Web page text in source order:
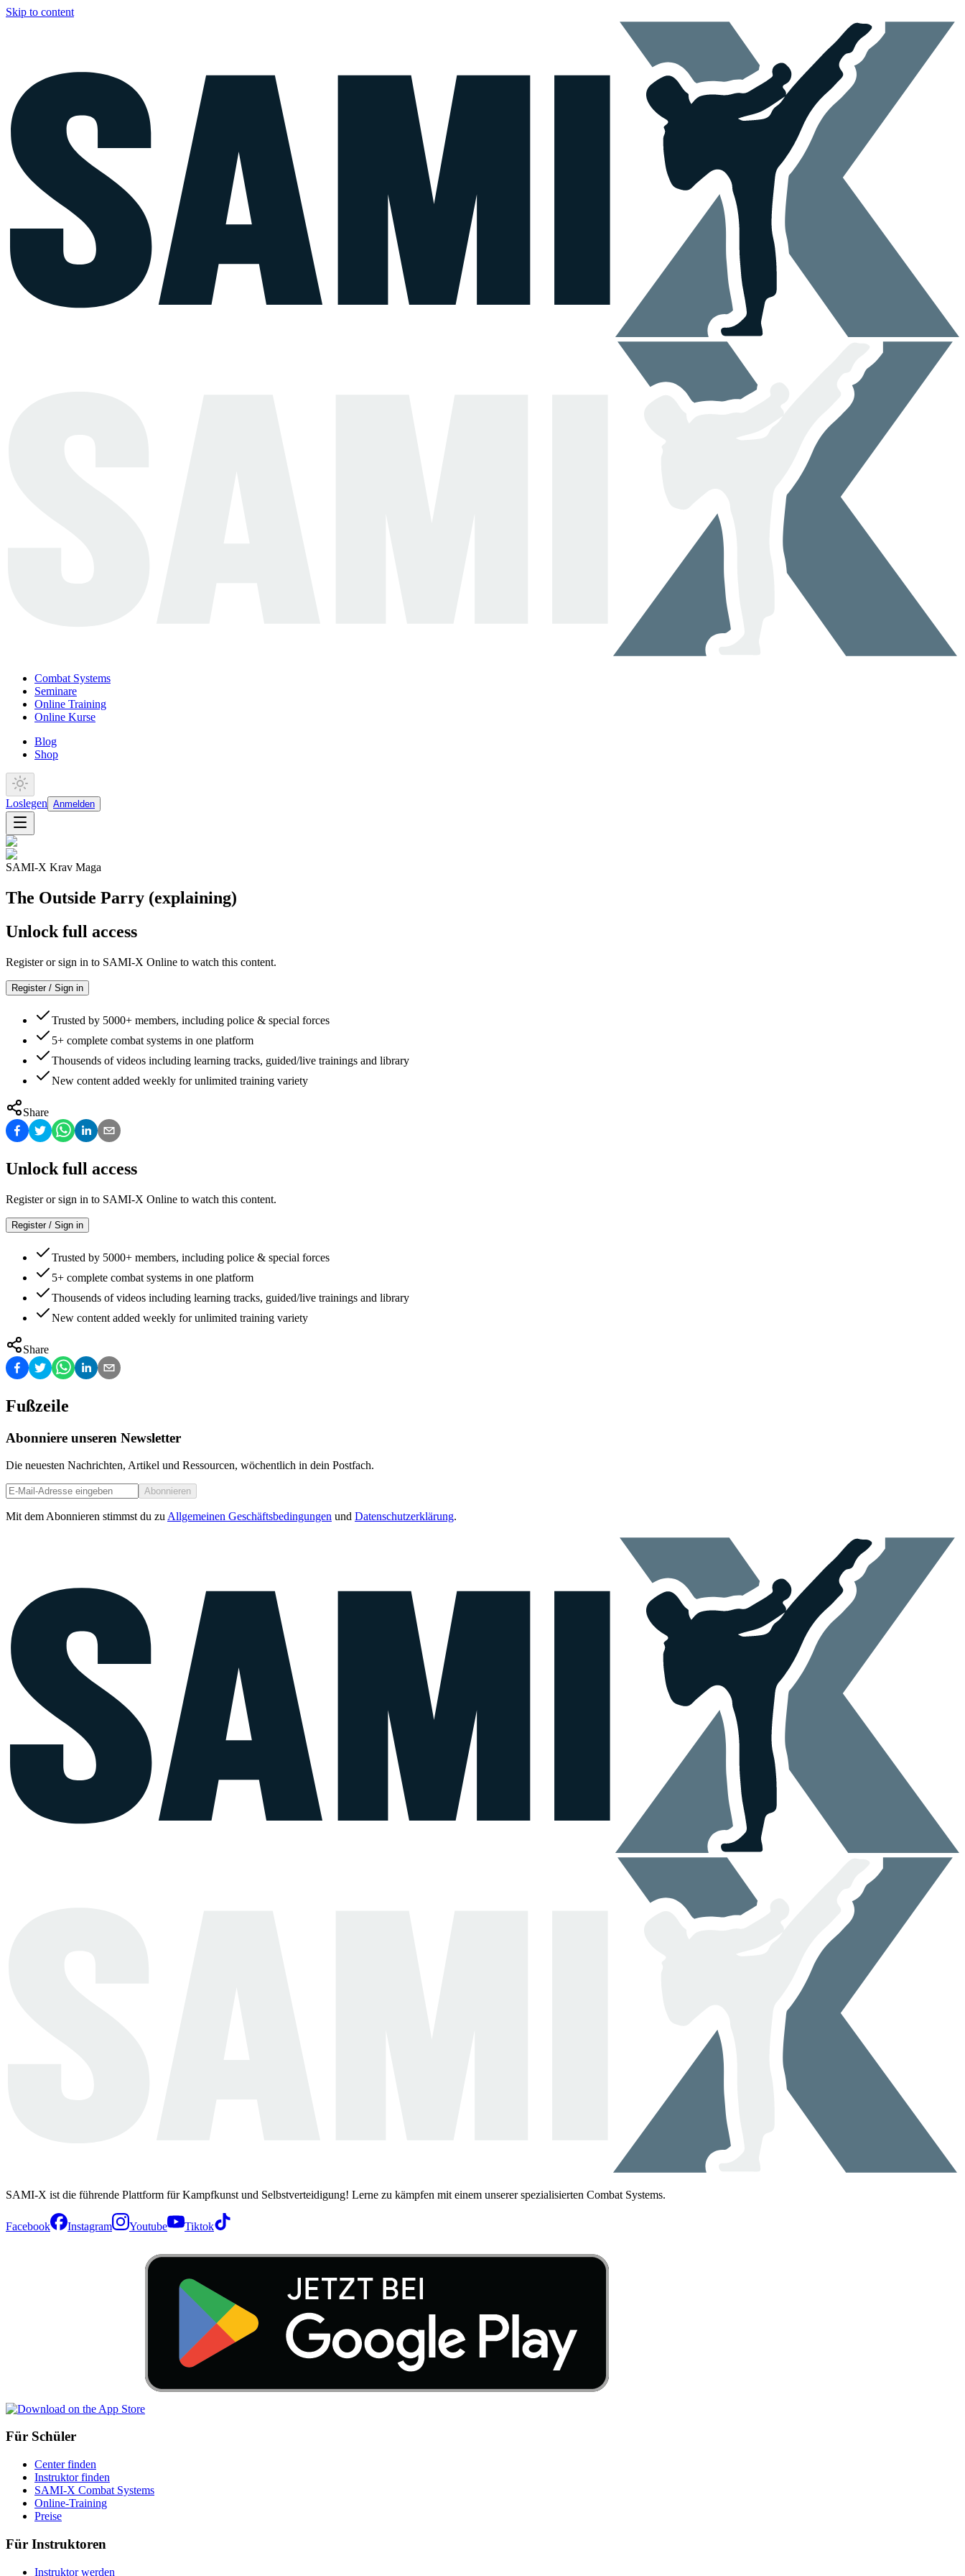
Skip to content
Combat Systems
Seminare
Online Training
Online Kurse
Blog
Shop
Loslegen Anmelden
SAMI-X Krav Maga
The Outside Parry (explaining)
Unlock full access
Register or sign in to SAMI-X Online to watch this content.
Register / Sign in
Trusted by 5000+ members, including police & special forces
5+ complete combat systems in one platform
Thousends of videos including learning tracks, guided/live trainings and library
New content added weekly for unlimited training variety
Share
Unlock full access
Register or sign in to SAMI-X Online to watch this content.
Register / Sign in
Trusted by 5000+ members, including police & special forces
5+ complete combat systems in one platform
Thousends of videos including learning tracks, guided/live trainings and library
New content added weekly for unlimited training variety
Share
Fußzeile
Abonniere unseren Newsletter
Die neuesten Nachrichten, Artikel und Ressourcen, wöchentlich in dein Postfach.
Abonnieren
Mit dem Abonnieren stimmst du zu Allgemeinen Geschäftsbedingungen und Datenschutzerklärung.
SAMI-X ist die führende Plattform für Kampfkunst und Selbstverteidigung! Lerne zu kämpfen mit einem unserer spezialisierten Combat Systems.
Facebook Instagram Youtube Tiktok
Für Schüler
Center finden
Instruktor finden
SAMI-X Combat Systems
Online-Training
Preise
Für Instruktoren
Instruktor werden